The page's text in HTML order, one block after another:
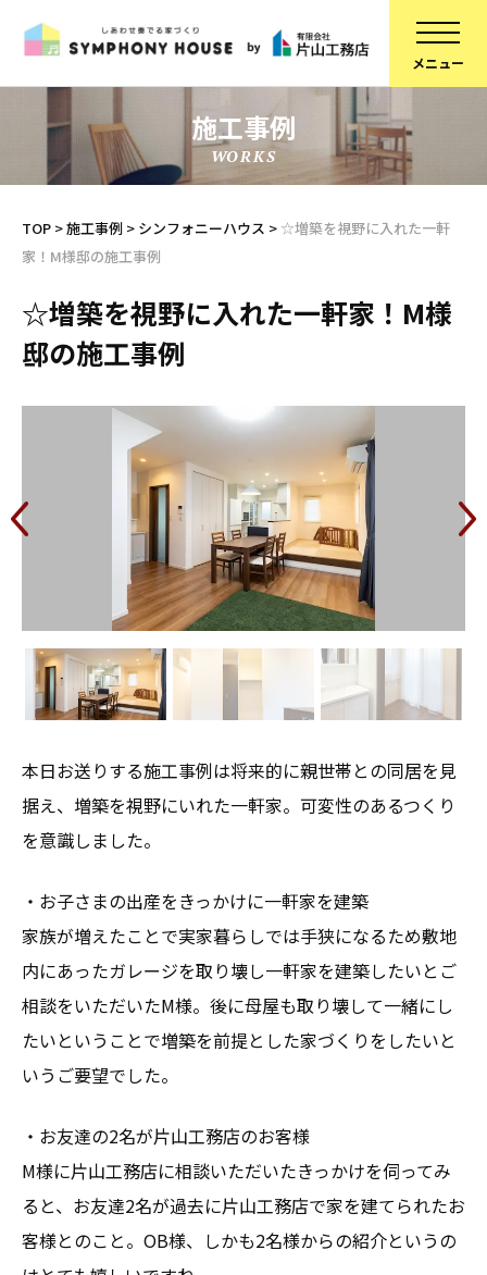
家づくりについて
建物について
ブランドラインアップ
お知らせ
不動産情報
スタッフブログ
スタッフ紹介
コラム
採用情報
個人情報保護方針
施工事例
WORKS
TOP >施工事例 > シンフォニーハウス > ☆増築を視野に入れた一軒
家！M様邸の施工事例
☆増築を視野に入れた一軒家！M様
邸の施工事例
本日お送りする施工事例は将来的に親世帯との同居を見
据え、増築を視野にいれた一軒家。可変性のあるつくり
を意識しました。
・お子さまの出産をきっかけに一軒家を建築
家族が増えたことで実家暮らしでは手狭になるため敷地
内にあったガレージを取り壊し一軒家を建築したいとご
相談をいただいたM様。後に母屋も取り壊して一緒にし
たいということで増築を前提とした家づくりをしたいと
いうご要望でした。
・お友達の2名が片山工務店のお客様
M様に片山工務店に相談いただいたきっかけを伺ってみ
ると、お友達2名が過去に片山工務店で家を建てられたお
客様とのこと。OB様、しかも2名様からの紹介というの